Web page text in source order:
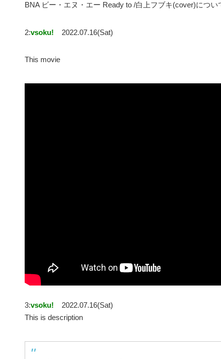
BNA ビー・エヌ・エー Ready to /白上フブキ(cover)につい
2:vsoku! 2022.07.16(Sat)
This movie
3:vsoku!
2022.07.16(Sat)
This is description